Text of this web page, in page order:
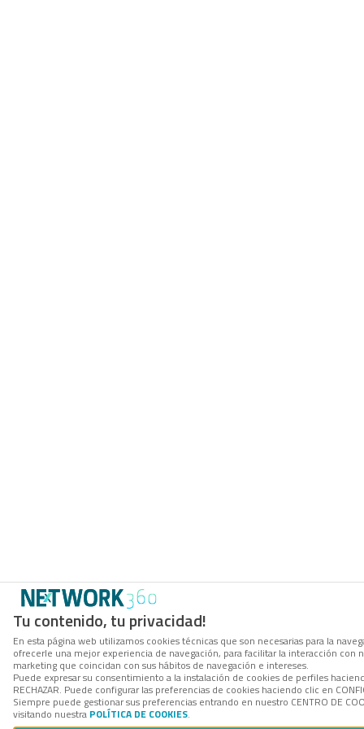
Tu contenido, tu privacidad!
En esta página web utilizamos cookies técnicas que son necesarias para la
ofrecerle una mejor experiencia de navegación, para facilitar la interacción
marketing que coincidan con sus hábitos de navegación e intereses.
Puede expresar su consentimiento a la instalación de cookies de perfiles
RECHAZAR. Puede configurar las preferencias de cookies haciendo clic en
Siempre puede gestionar sus preferencias entrando en nuestro CENTRO DE
visitando nuestra POLÍTICA DE COOKIES.